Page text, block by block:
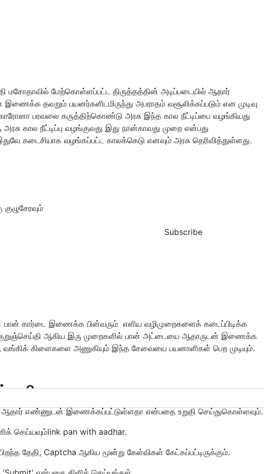
Subscribe
மசோதாவில் மேற்கொள்ளப்பட்ட திருத்தத்தின் அடிப்படையில் ஆதார்
தவறும் பயனர்களிடமிருந்து அபராதம் வசூலிக்கப்படும் என முடிவு
பரவலை கருத்திற்கொண்டு அரசு இந்த கால நீட்டிப்பை வழங்கியது
கால நீட்டிப்பு வழங்குவது இது நான்காவது முறை என்பது
கடைசியாக வழங்கப்பட்ட காலக்கெடு எனவும் அரசு தெரிவித்துள்ளது.
கார்டை இணைக்க பின்வரும் எளிய வழிமுறைகளைக் கடைப்பிடிக்க
ஆகிய இரு முறைகளில் பான் அட்டையை ஆதாருடன் இணைக்க
வங்கிக் கிளைகளை அணுகியும் இந்த சேவையை பயனாளிகள் பெற முடியும்.
ஆதார் எண்ணுடன் இணைக்கப்பட்டுள்ளதா என்பதை உறுதி செய்துகொள்ளவும்.
செய்யவும்link pan with aadhar.
தேதி, Captcha ஆகிய மூன்று கேள்விகள் கேட்கப்பட்டிருக்கும்.